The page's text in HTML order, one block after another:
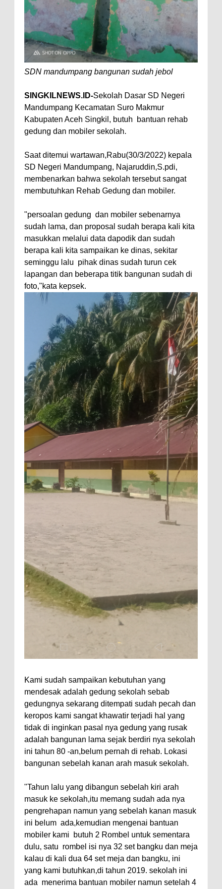
SDN mandumpang bangunan sudah jebol
SINGKILNEWS.ID-Sekolah Dasar SD Negeri
Mandumpang Kecamatan Suro Makmur
Kabupaten Aceh Singkil, butuh bantuan rehab
gedung dan mobiler sekolah.
Saat ditemui wartawan,Rabu(30/3/2022) kepala
SD Negeri Mandumpang, Najaruddin,S.pdi,
membenarkan bahwa sekolah tersebut sangat
membutuhkan Rehab Gedung dan mobiler.
"persoalan gedung dan mobiler sebenarnya
sudah lama, dan proposal sudah berapa kali kita
masukkan melalui data dapodik dan sudah
berapa kali kita sampaikan ke dinas, sekitar
seminggu lalu pihak dinas sudah turun cek
lapangan dan beberapa titik bangunan sudah di
foto,"kata kepsek.
Kami sudah sampaikan kebutuhan yang
mendesak adalah gedung sekolah sebab
gedungnya sekarang ditempati sudah pecah dan
keropos kami sangat khawatir terjadi hal yang
tidak di inginkan pasal nya gedung yang rusak
adalah bangunan lama sejak berdiri nya sekolah
ini tahun 80 -an,belum pernah di rehab. Lokasi
bangunan sebelah kanan arah masuk sekolah.
"Tahun lalu yang dibangun sebelah kiri arah
masuk ke sekolah,itu memang sudah ada nya
pengrehapan namun yang sebelah kanan masuk
ini belum ada,kemudian mengenai bantuan
mobiler kami butuh 2 Rombel untuk sementara
dulu, satu rombel isi nya 32 set bangku dan meja
kalau di kali dua 64 set meja dan bangku, ini
yang kami butuhkan,di tahun 2019. sekolah ini
ada menerima bantuan mobiler namun setelah 4